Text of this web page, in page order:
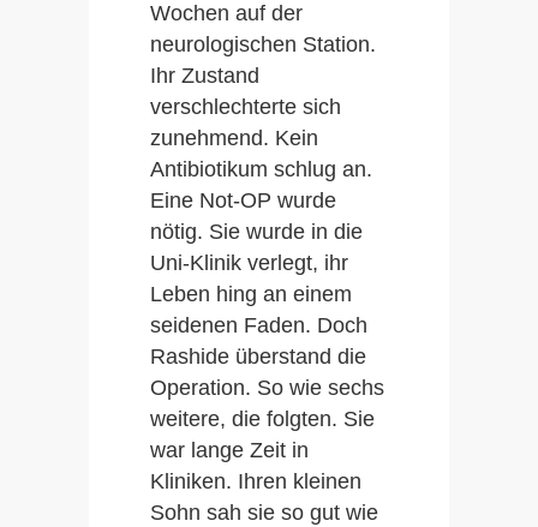
Wochen auf der
neurologischen Station.
Ihr Zustand
verschlechterte sich
zunehmend. Kein
Antibiotikum schlug an.
Eine Not-OP wurde
nötig. Sie wurde in die
Uni-Klinik verlegt, ihr
Leben hing an einem
seidenen Faden. Doch
Rashide überstand die
Operation. So wie sechs
weitere, die folgten. Sie
war lange Zeit in
Kliniken. Ihren kleinen
Sohn sah sie so gut wie